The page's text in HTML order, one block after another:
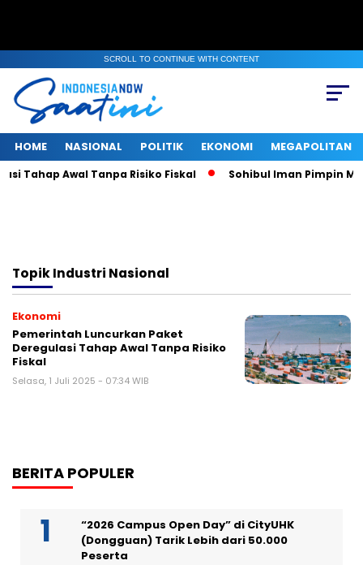
SCROLL TO CONTINUE WITH CONTENT
HOME NASIONAL POLITIK EKONOMI MEGAPOLITAN
Tahap Awal Tanpa Risiko Fiskal Sohibul Iman Pimpin
TopikIndustri Nasional
Ekonomi
Pemerintah Luncurkan Paket
Deregulasi Tahap Awal Tanpa Risiko
Fiskal
Selasa, 1 Juli 2025 - 07:34 WIB
BERITA POPULER
“2026 Campus Open Day” di CityUHK
(Dongguan) Tarik Lebih dari 50.000
Peserta